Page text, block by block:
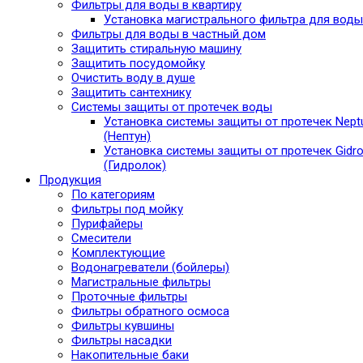
Фильтры для воды в квартиру
Установка магистрального фильтра для воды
Фильтры для воды в частный дом
Защитить стиральную машину
Защитить посудомойку
Очистить воду в душе
Защитить сантехнику
Системы защиты от протечек воды
Установка системы защиты от протечек
(Нептун)
Установка системы защиты от протечек
(Гидролок)
Продукция
По категориям
Фильтры под мойку
Пурифайеры
Смесители
Комплектующие
Водонагреватели (бойлеры)
Магистральные фильтры
Проточные фильтры
Фильтры обратного осмоса
Фильтры кувшины
Фильтры насадки
Накопительные баки